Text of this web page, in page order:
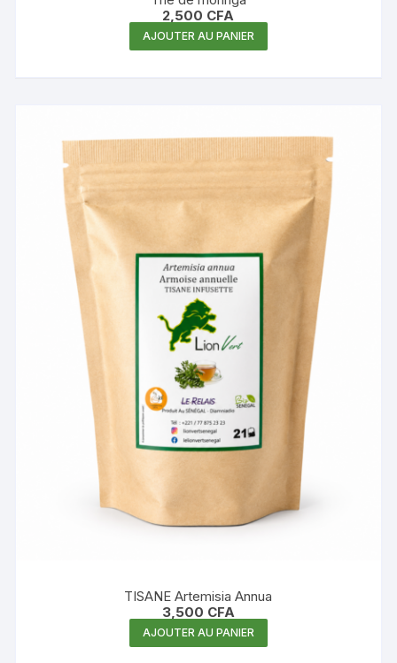
2,500 CFA
AJOUTER AU PANIER
TISANE Artemisia Annua
3,500 CFA
AJOUTER AU PANIER